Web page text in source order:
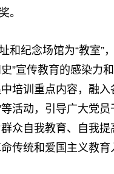
。
纪念场馆为“教室”
”宣传教育的感染力
培训重点内容，融
等活动，引导广大党
众自我教育、自我
传统和爱国主义教